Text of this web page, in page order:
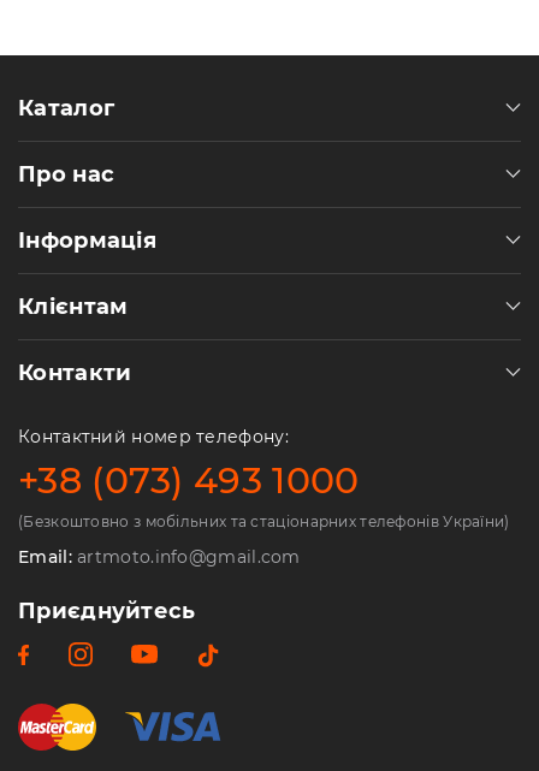
Каталог
Про нас
Інформація
Клієнтам
Контакти
Контактний номер телефону:
+38 (073) 493 1000
(Безкоштовно з мобільних та стаціонарних телефонів України)
Email:artmoto.info@gmail.com
Приєднуйтесь